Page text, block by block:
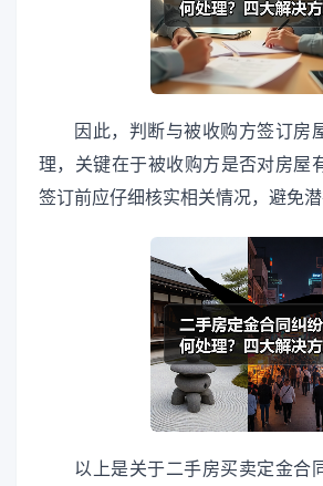
因此，判断与被收购方签订房
理，关键在于被收购方是否对房屋
签订前应仔细核实相关情况，避免潜
以上是关于二手房买卖定金合